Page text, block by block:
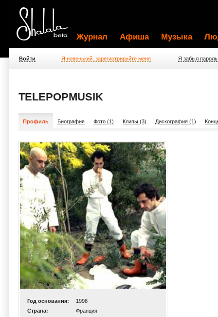
Журнал Афиша Музыка
Войти Я новенький, зарегистрируйте меня Я забыл пароль
TELEPOPMUSIK
Профиль Биография Фото (1) Клипы (3) Дискография (1)
Год основания:
1998
Страна:
Франция